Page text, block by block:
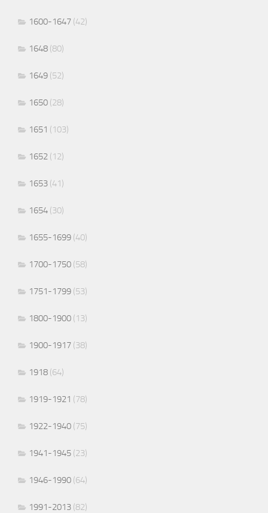
1600-1647 (42)
1648 (80)
1649 (52)
1650 (28)
1651 (103)
1652 (12)
1653 (41)
1654 (30)
1655-1699 (40)
1700-1750 (58)
1751-1799 (53)
1800-1900 (13)
1900-1917 (38)
1918 (64)
1919-1921 (78)
1922-1940 (75)
1941-1945 (23)
1946-1990 (64)
1991-2013 (82)